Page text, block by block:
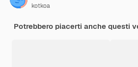
kotkoa
Potrebbero piacerti anche questi